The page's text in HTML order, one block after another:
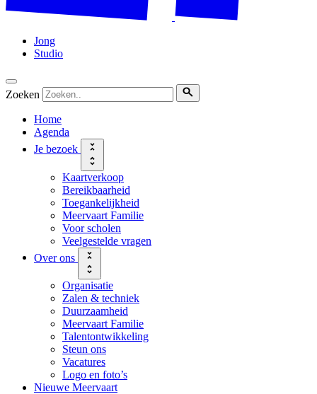
Jong
Studio
Zoeken
Home
Agenda
Je bezoek
Kaartverkoop
Bereikbaarheid
Toegankelijkheid
Meervaart Familie
Voor scholen
Veelgestelde vragen
Over ons
Organisatie
Zalen & techniek
Duurzaamheid
Meervaart Familie
Talentontwikkeling
Steun ons
Vacatures
Logo en foto’s
Nieuwe Meervaart